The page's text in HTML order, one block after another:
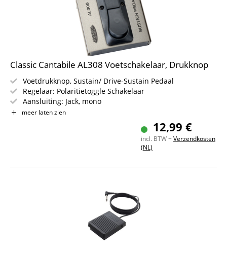
Classic Cantabile AL308 Voetschakelaar, Drukknop
Voetdrukknop, Sustain/ Drive-Sustain Pedaal
Regelaar: Polaritietoggle Schakelaar
Aansluiting: Jack, mono
Aansluitkabel
meer laten zien
12,99 €
incl. BTW +Verzendkosten
(NL)